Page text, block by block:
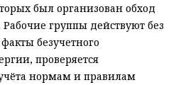
был организован обход
Рабочие группы действуют без
безучетного
проверяется
нормам и правилам